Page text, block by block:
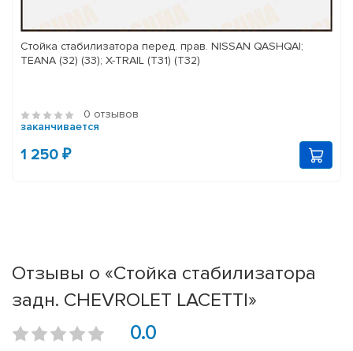
Стойка стабилизатора перед. прав. NISSAN QASHQAI;
TEANA (32) (33); X-TRAIL (T31) (T32)
0 отзывов
заканчивается
1 250 ₽
Отзывы о «Стойка стабилизатора
задн. CHEVROLET LACETTI»
0.0